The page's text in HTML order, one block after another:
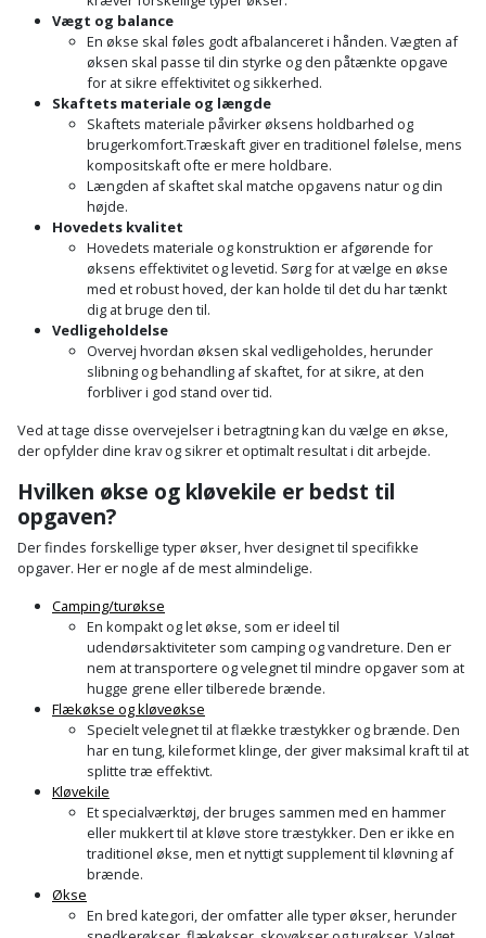
Vægt og balance
En økse skal føles godt afbalanceret i hånden. Vægten af
øksen skal passe til din styrke og den påtænkte opgave
for at sikre effektivitet og sikkerhed.
Skaftets materiale og længde
Skaftets materiale påvirker øksens holdbarhed og
brugerkomfort.Træskaft giver en traditionel følelse, mens
kompositskaft ofte er mere holdbare.
Længden af skaftet skal matche opgavens natur og din
højde.
Hovedets kvalitet
Hovedets materiale og konstruktion er afgørende for
øksens effektivitet og levetid. Sørg for at vælge en økse
med et robust hoved, der kan holde til det du har tænkt
dig at bruge den til.
Vedligeholdelse
Overvej hvordan øksen skal vedligeholdes, herunder
slibning og behandling af skaftet, for at sikre, at den
forbliver i god stand over tid.
Ved at tage disse overvejelser i betragtning kan du vælge en økse,
der opfylder dine krav og sikrer et optimalt resultat i dit arbejde.
Hvilken økse og kløvekile er bedst til
opgaven?
Der findes forskellige typer økser, hver designet til specifikke
opgaver. Her er nogle af de mest almindelige.
Camping/turøkse
En kompakt og let økse, som er ideel til
udendørsaktiviteter som camping og vandreture. Den er
nem at transportere og velegnet til mindre opgaver som at
hugge grene eller tilberede brænde.
Flækøkse og kløveøkse
Specielt velegnet til at flække træstykker og brænde. Den
har en tung, kileformet klinge, der giver maksimal kraft til at
splitte træ effektivt.
Kløvekile
Et specialværktøj, der bruges sammen med en hammer
eller mukkert til at kløve store træstykker. Den er ikke en
traditionel økse, men et nyttigt supplement til kløvning af
brænde.
Økse
En bred kategori, der omfatter alle typer økser, herunder